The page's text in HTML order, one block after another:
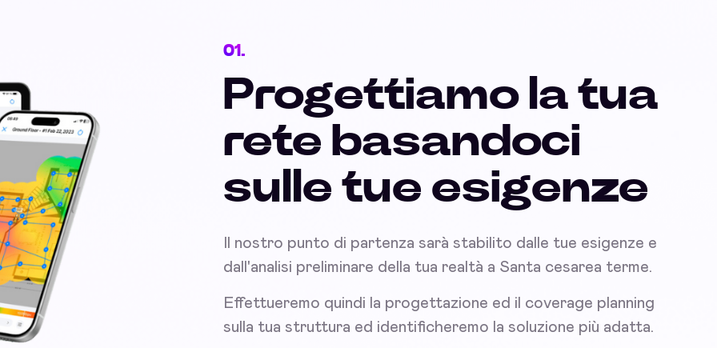
01.
Progettiamo la tua
rete basandoci
sulle tue esigenze
Il nostro punto di partenza sarà stabilito dalle tue esigenze e
dall'analisi preliminare della tua realtà a Santa cesarea terme.
Effettueremo quindi la progettazione ed il coverage planning
sulla tua struttura ed identificheremo la soluzione più adatta.